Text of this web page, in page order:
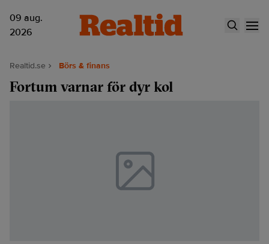
09 aug.
2026
Realtid.se Börs & finans
Fortum varnar för dyr kol